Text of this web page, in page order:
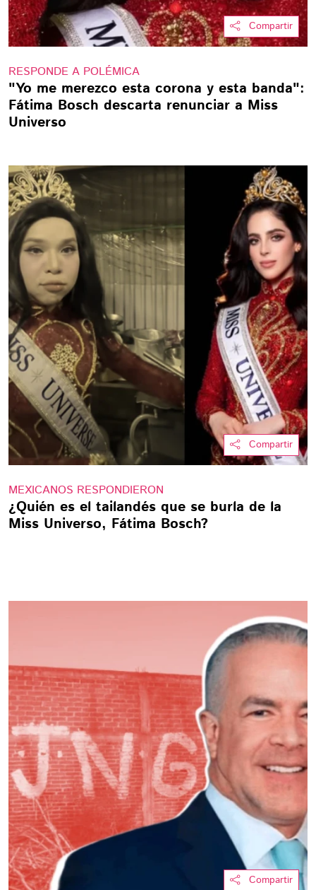
Compartir
RESPONDE A POLÉMICA
"Yo me merezco esta corona y esta banda":
Fátima Bosch descarta renunciar a Miss
Universo
Compartir
MEXICANOS RESPONDIERON
¿Quién es el tailandés que se burla de la
Miss Universo, Fátima Bosch?
Compartir